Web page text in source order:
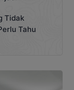
Tidak
Tahu